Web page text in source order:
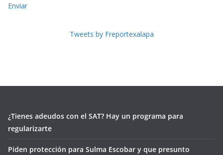
Enviar
Tweets by Freportexalapa
¿Tienes adeudos con el SAT? Hay un programa para
regularizarte
Piden protección para Sulma Escobar y que presunto